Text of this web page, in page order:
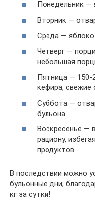
Понедельник —
Вторник —
Среда — яблоко
Четверг —
небольшая
Пятница — 150-
кефира, свежие
Суббота —
бульона.
Воскресенье —
рациону,
продуктов.
В последствии можно
бульонные дни,
кг за сутки!